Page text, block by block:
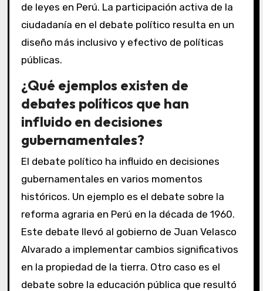
de leyes en Perú. La participación activa de la
ciudadanía en el debate político resulta en un
diseño más inclusivo y efectivo de políticas
públicas.
¿Qué ejemplos existen de
debates políticos que han
influido en decisiones
gubernamentales?
El debate político ha influido en decisiones
gubernamentales en varios momentos
históricos. Un ejemplo es el debate sobre la
reforma agraria en Perú en la década de 1960.
Este debate llevó al gobierno de Juan Velasco
Alvarado a implementar cambios significativos
en la propiedad de la tierra. Otro caso es el
debate sobre la educación pública que resultó